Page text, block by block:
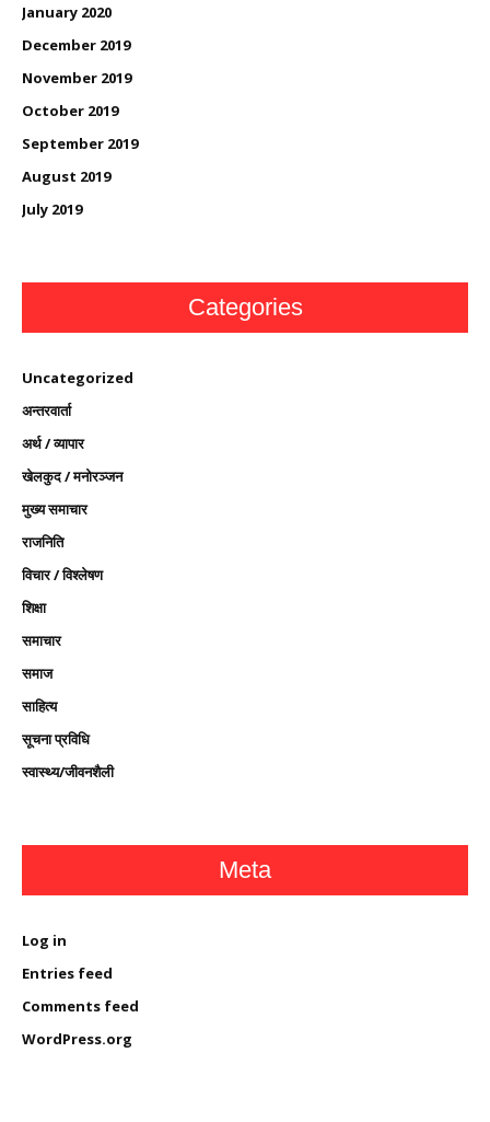
January 2020
December 2019
November 2019
October 2019
September 2019
August 2019
July 2019
Categories
Uncategorized
अन्तरवार्ता
अर्थ / व्यापार
खेलकुद / मनोरञ्जन
मुख्य समाचार
राजनिति
विचार / विश्लेषण
शिक्षा
समाचार
समाज
साहित्य
सूचना प्रविधि
स्वास्थ्य/जीवनशैली
Meta
Log in
Entries feed
Comments feed
WordPress.org